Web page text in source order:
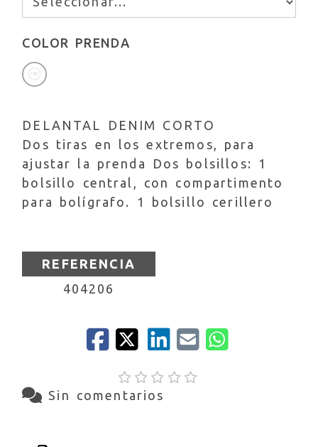
COLOR PRENDA
DELANTAL DENIM CORTO
Dos tiras en los extremos, para
ajustar la prenda Dos bolsillos: 1
bolsillo central, con compartimento
para bolígrafo. 1 bolsillo cerillero
REFERENCIA
404206
Sin comentarios